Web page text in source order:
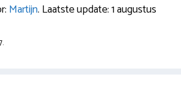
Martijn. Laatste update: 1 augustus